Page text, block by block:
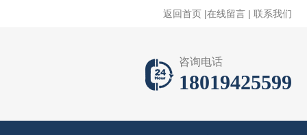
返回首页 |在线留言 | 联系我们
咨询电话
18019425599